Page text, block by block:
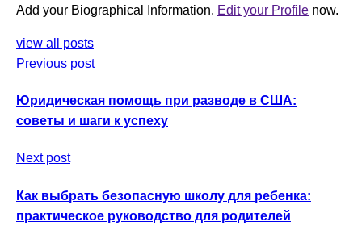
Add your Biographical Information. Edit your Profile now.
view all posts
Previous post
Юридическая помощь при разводе в США:
советы и шаги к успеху
Next post
Как выбрать безопасную школу для ребенка:
практическое руководство для родителей